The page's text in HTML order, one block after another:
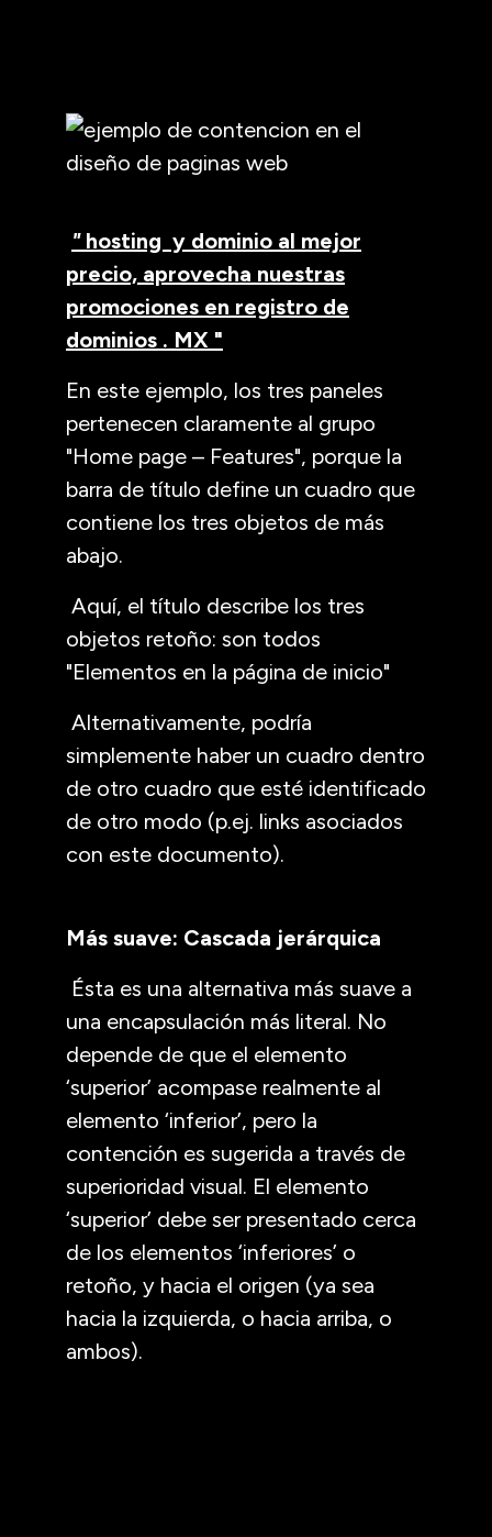
" hosting y dominio al mejor
precio, aprovecha nuestras
promociones en registro de
dominios . MX "
En este ejemplo, los tres paneles
pertenecen claramente al grupo
"Home page – Features", porque la
barra de título define un cuadro que
contiene los tres objetos de más
abajo.
Aquí, el título describe los tres
objetos retoño: son todos
"Elementos en la página de inicio"
Alternativamente, podría
simplemente haber un cuadro dentro
de otro cuadro que esté identificado
de otro modo (p.ej. links asociados
con este documento).
Más suave: Cascada jerárquica
Ésta es una alternativa más suave a
una encapsulación más literal. No
depende de que el elemento
‘superior’ acompase realmente al
elemento ‘inferior’, pero la
contención es sugerida a través de
superioridad visual. El elemento
‘superior’ debe ser presentado cerca
de los elementos ‘inferiores’ o
retoño, y hacia el origen (ya sea
hacia la izquierda, o hacia arriba, o
ambos).